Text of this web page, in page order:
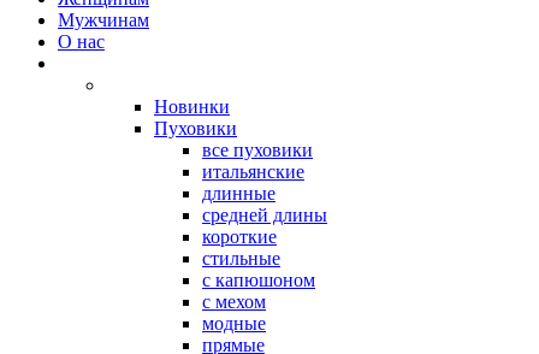
Мужчинам
О нас
Новинки
Пуховики
все пуховики
итальянские
длинные
средней длины
короткие
стильные
с капюшоном
с мехом
модные
прямые